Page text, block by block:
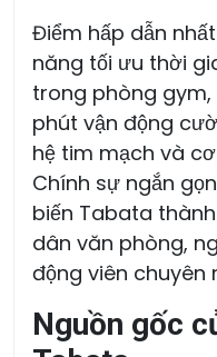
Điểm hấp dẫn
năng tối ưu thời
trong phòng
phút vận động
hệ tim mạch và
Chính sự ngắn
biến Tabata
dân văn phòng,
động viên chuyên
Nguồn gốc